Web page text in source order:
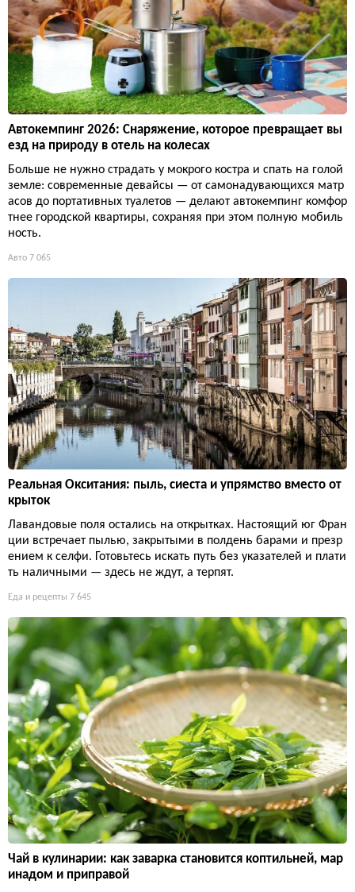
Автокемпинг 2026: Снаряжение, которое превращает вы
езд на природу в отель на колесах
Больше не нужно страдать у мокрого костра и спать на голой
земле: современные девайсы — от самонадувающихся матр
асов до портативных туалетов — делают автокемпинг комфор
тнее городской квартиры, сохраняя при этом полную мобиль
ность.
Авто 7 065
Реальная Окситания: пыль, сиеста и упрямство вместо от
крыток
Лавандовые поля остались на открытках. Настоящий юг Фран
ции встречает пылью, закрытыми в полдень барами и презр
ением к селфи. Готовьтесь искать путь без указателей и плати
ть наличными — здесь не ждут, а терпят.
Еда и рецепты 7 645
Чай в кулинарии: как заварка становится коптильней, мар
инадом и приправой